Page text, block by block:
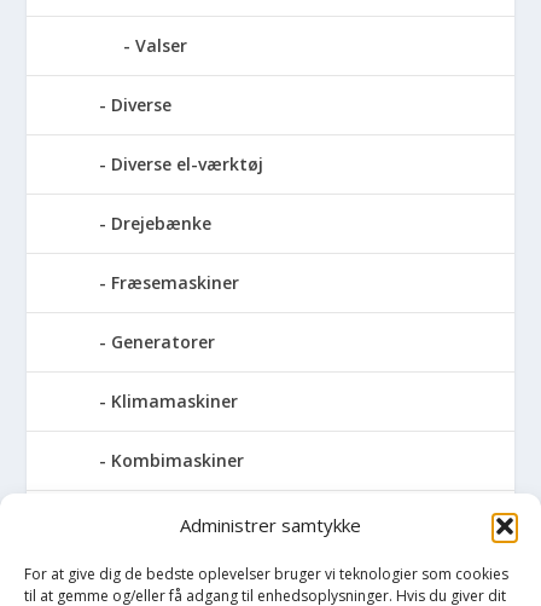
Administrer samtykke
For at give dig de bedste oplevelser bruger vi teknologier som cookies
til at gemme og/eller få adgang til enhedsoplysninger. Hvis du giver dit
Valser
Diverse
Diverse el-værktøj
Drejebænke
Fræsemaskiner
Generatorer
Klimamaskiner
Kombimaskiner
Kompressor
Pressemaskiner